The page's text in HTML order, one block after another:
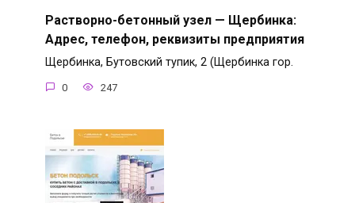
Растворно-бетонный узел — Щербинка:
Адрес, телефон, реквизиты предприятия
Щербинка, Бутовский тупик, 2 (Щербинка гор.
0 247